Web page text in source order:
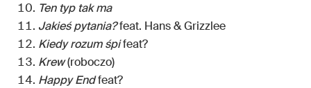
Ten typ tak ma
Jakieś pytania?feat. Hans & Grizzlee
Kiedy rozum śpifeat?
Krew(roboczo)
Happy Endfeat?